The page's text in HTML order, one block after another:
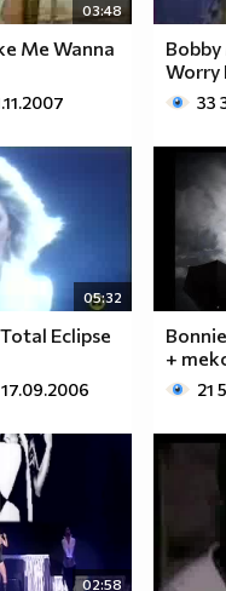
03:48
Me Wanna
Worry
33
05:32
Eclipse
17.09.2006
+
21
02:58